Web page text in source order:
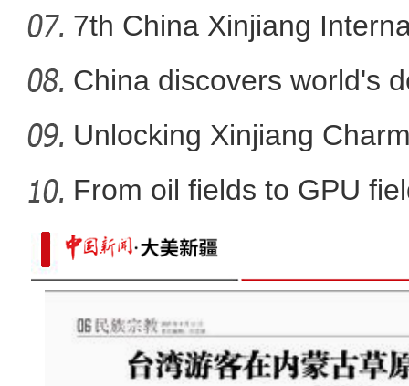
“保护中国文化遗产我觉得很骄傲”
7th China Xinjiang
China discovers world's
Unlocking Xinjiang
From oil fields to GPU